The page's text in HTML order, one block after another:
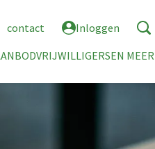
contact
Inloggen
VRIJWILLIGERSEN MEER